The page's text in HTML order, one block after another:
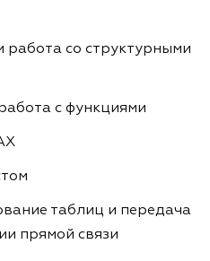
работа со структурными
с функциями
таблиц и передача
прямой связи